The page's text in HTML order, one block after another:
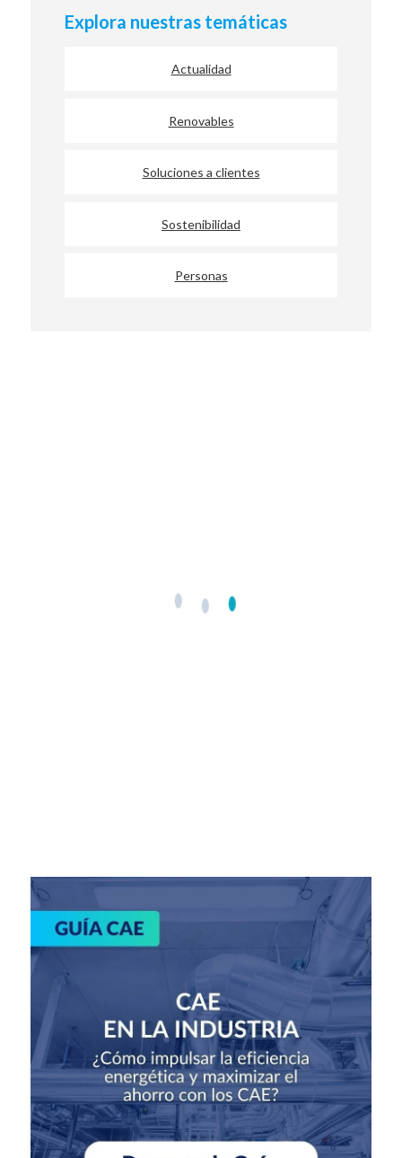
Explora nuestras temáticas
Actualidad
Renovables
Soluciones a clientes
Sostenibilidad
Personas